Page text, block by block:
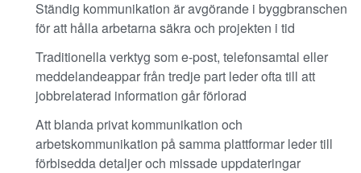
Ständig kommunikation är avgörande i byggbranschen
för att hålla arbetarna säkra och projekten i tid
Traditionella verktyg som e-post, telefonsamtal eller
meddelandeappar från tredje part leder ofta till att
jobbrelaterad information går förlorad
Att blanda privat kommunikation och
arbetskommunikation på samma plattformar leder till
förbisedda detaljer och missade uppdateringar